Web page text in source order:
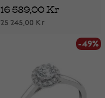
25 245,00 Kr
16 589,00 Kr
-49%